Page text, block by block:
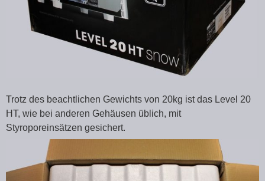
Trotz des beachtlichen Gewichts von 20kg ist das Level 20
HT, wie bei anderen Gehäusen üblich, mit
Styroporeinsätzen gesichert.